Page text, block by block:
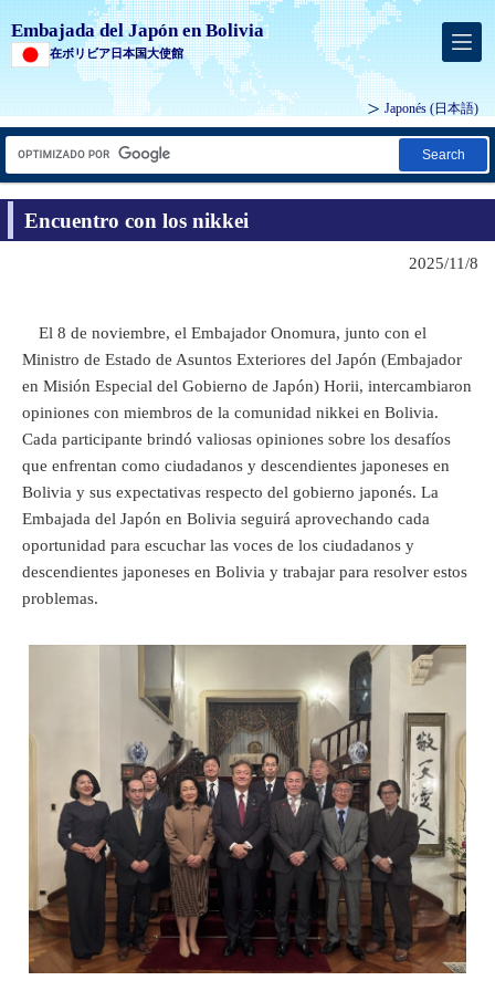
Embajada del Japón en Bolivia
在ボリビア日本国大使館
Japonés (日本語)
Search
Encuentro con los nikkei
2025/11/8
El 8 de noviembre, el Embajador Onomura, junto con el
Ministro de Estado de Asuntos Exteriores del Japón (Embajador
en Misión Especial del Gobierno de Japón) Horii, intercambiaron
opiniones con miembros de la comunidad nikkei en Bolivia.
Cada participante brindó valiosas opiniones sobre los desafíos
que enfrentan como ciudadanos y descendientes japoneses en
Bolivia y sus expectativas respecto del gobierno japonés. La
Embajada del Japón en Bolivia seguirá aprovechando cada
oportunidad para escuchar las voces de los ciudadanos y
descendientes japoneses en Bolivia y trabajar para resolver estos
problemas.